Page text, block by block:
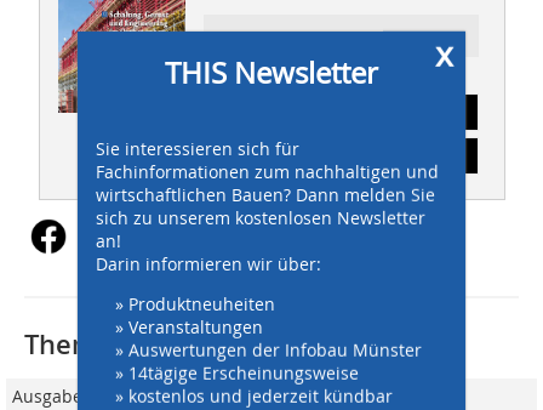
Ressort: INGENIEURBAU
Inhaltsverzeichnis
x
THIS Newsletter
Sie interessieren sich für
Fachinformationen zum nachhaltigen und
wirtschaftlichen Bauen? Dann melden Sie
sich zu unserem kostenlosen Newsletter
an!
Darin informieren wir über:
» Produktneuheiten
» Veranstaltungen
» Auswertungen der Infobau Münster
» 14tägige Erscheinungsweise
» kostenlos und jederzeit kündbar
Thematisch passende Artikel:
Ausgabe 11-12/2021